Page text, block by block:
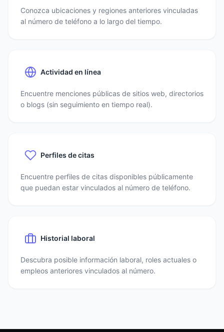
Conozca ubicaciones y regiones anteriores vinculadas
al número de teléfono a lo largo del tiempo.
Actividad en línea
Encuentre menciones públicas de sitios web, directorios
o blogs (sin seguimiento en tiempo real).
Perfiles de citas
Encuentre perfiles de citas disponibles públicamente
que puedan estar vinculados al número de teléfono.
Historial laboral
Descubra posible información laboral, roles actuales o
empleos anteriores vinculados al número.